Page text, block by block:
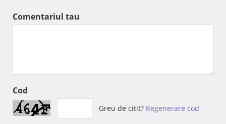
Comentariul tau
Cod
Greu de citit? Regenerare cod